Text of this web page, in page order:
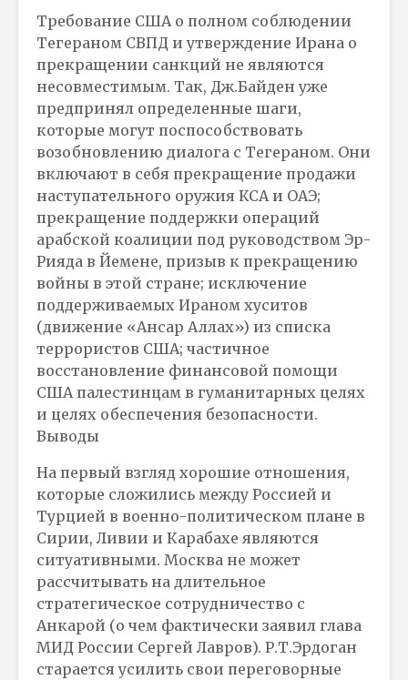
Требование США о полном соблюдении
Тегераном СВПД и утверждение Ирана о
прекращении санкций не являются
несовместимым. Так, Дж.Байден уже
предпринял определенные шаги,
которые могут поспособствовать
возобновлению диалога с Тегераном. Они
включают в себя прекращение продажи
наступательного оружия КСА и ОАЭ;
прекращение поддержки операций
арабской коалиции под руководством Эр-
Рияда в Йемене, призыв к прекращению
войны в этой стране; исключение
поддерживаемых Ираном хуситов
(движение «Ансар Аллах») из списка
террористов США; частичное
восстановление финансовой помощи
США палестинцам в гуманитарных целях
и целях обеспечения безопасности.
Выводы
На первый взгляд хорошие отношения,
которые сложились между Россией и
Турцией в военно-политическом плане в
Сирии, Ливии и Карабахе являются
ситуативными. Москва не может
рассчитывать на длительное
стратегическое сотрудничество с
Анкарой (о чем фактически заявил глава
МИД России Сергей Лавров). Р.Т.Эрдоган
старается усилить свои переговорные